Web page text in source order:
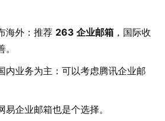
海外：推荐 263 企业邮箱 ，国际收
内业务为主：可以考虑腾讯企业邮
企业邮箱也是个选择。